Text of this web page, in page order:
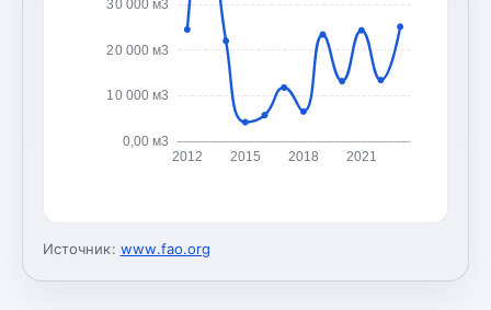
0,00 м3
10 000 м3
20 000 м3
30 000 м3
2012 2015 2018 2021
Источник: www.fao.org